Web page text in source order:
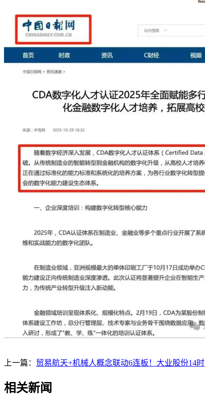
上一篇： 贸易航天+机械人概念联动6连板！大业股份14时
相关新闻